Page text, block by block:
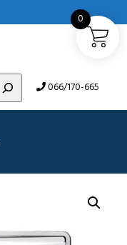
066/170-665
0